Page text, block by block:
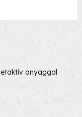
anyaggal